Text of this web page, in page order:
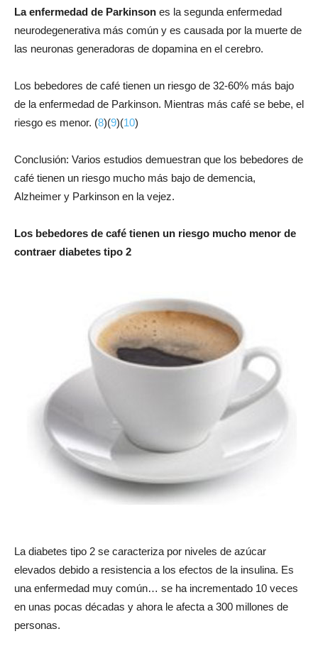
La enfermedad de Parkinson es la segunda enfermedad
neurodegenerativa más común y es causada por la muerte de
las neuronas generadoras de dopamina en el cerebro.
Los bebedores de café tienen un riesgo de 32-60% más bajo
de la enfermedad de Parkinson. Mientras más café se bebe, el
riesgo es menor. (8)(9)(10)
Conclusión: Varios estudios demuestran que los bebedores de
café tienen un riesgo mucho más bajo de demencia,
Alzheimer y Parkinson en la vejez.
Los bebedores de café tienen un riesgo mucho menor de
contraer diabetes tipo 2
La diabetes tipo 2 se caracteriza por niveles de azúcar
elevados debido a resistencia a los efectos de la insulina. Es
una enfermedad muy común… se ha incrementado 10 veces
en unas pocas décadas y ahora le afecta a 300 millones de
personas.